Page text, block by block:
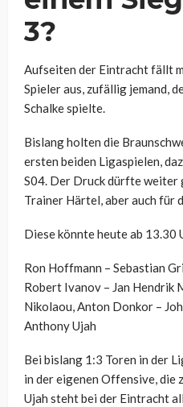
3?
Aufseiten der Eintracht fällt
Spieler aus, zufällig jemand,
Schalke spielte.
Bislang holten die
ersten beiden Ligaspielen,
S04. Der Druck dürfte
Trainer Härtel, aber auch für
Diese könnte heute ab 13.30
Ron Hoffmann – Sebastian
Robert Ivanov – Jan Hendrik
Nikolaou, Anton Donkor –
Anthony Ujah
Bei bislang 1:3 Toren in der
in der eigenen Offensive, die
Ujah steht bei der Eintracht